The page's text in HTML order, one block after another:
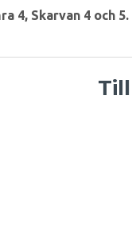
4, Skarvan 4 och 5.